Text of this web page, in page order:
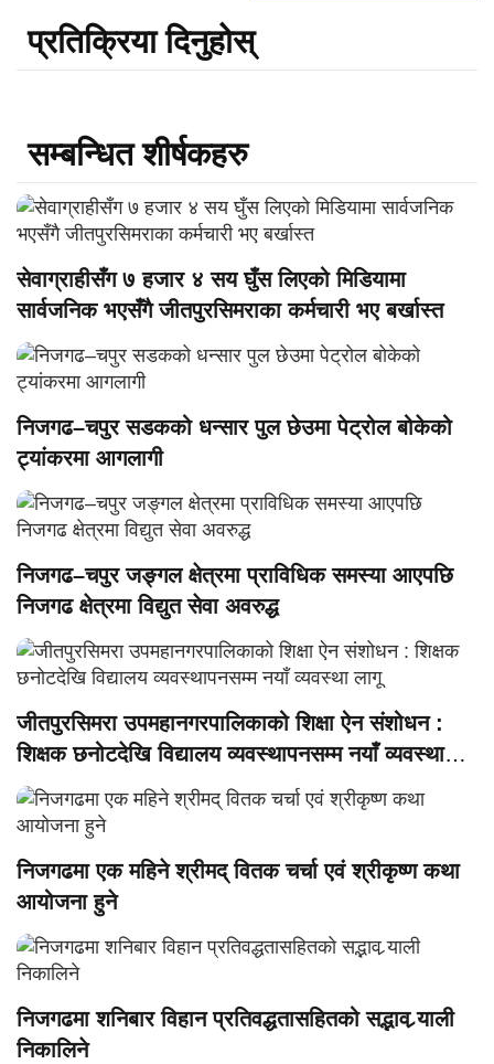
प्रतिक्रिया दिनुहोस्
सम्बन्धित शीर्षकहरु
सेवाग्राहीसँग ७ हजार ४ सय घुँस लिएको मिडियामा
सार्वजनिक भएसँगै जीतपुरसिमराका कर्मचारी भए बर्खास्त
निजगढ–चपुर सडकको धन्सार पुल छेउमा पेट्रोल बोकेको
ट्यांकरमा आगलागी
निजगढ–चपुर जङ्गल क्षेत्रमा प्राविधिक समस्या आएपछि
निजगढ क्षेत्रमा विद्युत सेवा अवरुद्ध
जीतपुरसिमरा उपमहानगरपालिकाको शिक्षा ऐन संशोधन :
शिक्षक छनोटदेखि विद्यालय व्यवस्थापनसम्म नयाँ व्यवस्था
लागू
निजगढमा एक महिने श्रीमद् वितक चर्चा एवं श्रीकृष्ण कथा
आयोजना हुने
निजगढमा शनिबार विहान प्रतिवद्धतासहितको सद्भाव र्‍याली
निकालिने